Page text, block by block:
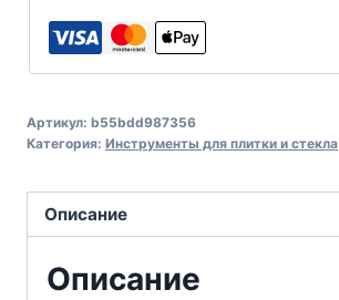
Артикул: b55bdd987356
Категория: Инструменты для плитки и стекла
Описание
Описание